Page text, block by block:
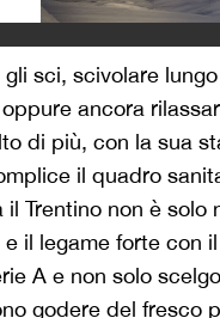
sci, scivolare
ancora
di più, con la sua
il quadro
Trentino non è solo
il legame forte con
A e non solo
godere del fresco